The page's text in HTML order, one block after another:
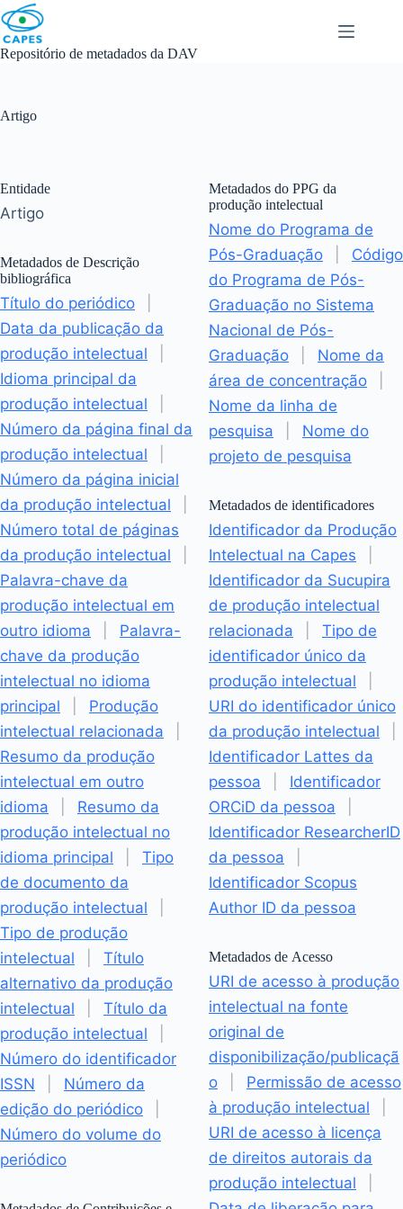
Skip
to
content
Repositório de metadados da DAV
Artigo
Entidade
Artigo
Metadados de Descrição
bibliográfica
Título do periódico
Data da publicação da
produção intelectual
Idioma principal da
produção intelectual
Número da página final da
produção intelectual
Número da página inicial
da produção intelectual
Número total de páginas
da produção intelectual
Palavra-chave da
produção intelectual em
outro idioma
Palavra-
chave da produção
intelectual no idioma
principal
Produção
intelectual relacionada
Resumo da produção
intelectual em outro
idioma
Resumo da
produção intelectual no
idioma principal
Tipo
de documento da
produção intelectual
Tipo de produção
intelectual
Título
alternativo da produção
intelectual
Título da
produção intelectual
Número do identificador
ISSN
Número da
edição do periódico
Número do volume do
periódico
Metadados do PPG da
produção intelectual
Nome do Programa de
Pós-Graduação
Código
do Programa de Pós-
Graduação no Sistema
Nacional de Pós-
Graduação
Nome da
área de concentração
Nome da linha de
pesquisa
Nome do
projeto de pesquisa
Metadados de identificadores
Identificador da Produção
Intelectual na Capes
Identificador da Sucupira
de produção intelectual
relacionada
Tipo de
identificador único da
produção intelectual
URI do identificador único
da produção intelectual
Identificador Lattes da
pessoa
Identificador
ORCiD da pessoa
Identificador ResearcherID
da pessoa
Identificador Scopus
Author ID da pessoa
Metadados de Acesso
URI de acesso à produção
intelectual na fonte
original de
disponibilização/publicaçã
o
Permissão de acesso
à produção intelectual
URI de acesso à licença
de direitos autorais da
produção intelectual